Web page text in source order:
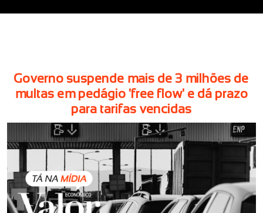
Governo suspende mais de 3 milhões de
multas em pedágio 'free flow' e dá prazo
para tarifas vencidas